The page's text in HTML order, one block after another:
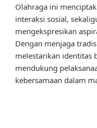
Olahraga ini
interaksi sosial,
mengekspresikan
Dengan menjaga
melestarikan identitas
mendukung
kebersamaan dalam